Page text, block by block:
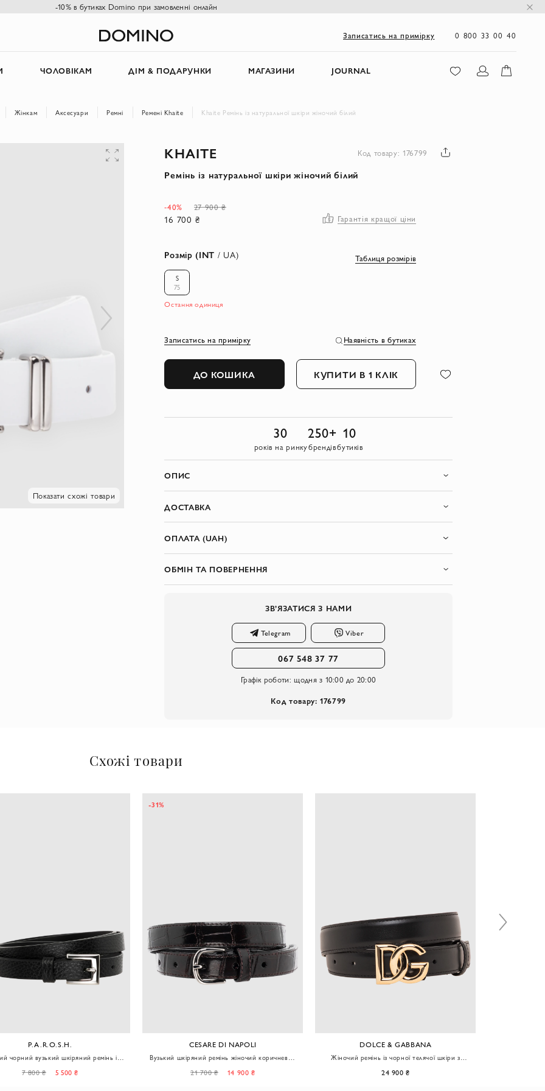
-10% в бутиках Domino при замовленні онлайн
Записатись на примірку 0 800 33 00 40
ЧОЛОВІКАМ ДІМ & ПОДАРУНКИ МАГАЗИНИ JOURNAL
Жінкам Аксесуари Ремні Ремені Khaite Khaite Ремінь із натуральної шкіри жіночий білий
Показати схожі товари
KHAITE Код товару: 176799
Ремінь із натуральної шкіри жіночий білий
-40% 27 900 ₴
16 700 ₴ Гарантія кращої ціни
Розмір (INT / UA)
S
75
Остання одиниця
Таблиця розмірів
Записатись на примірку Наявність в бутиках
ДО КОШИКА КУПИТИ В 1 КЛІК
30
років на ринку
250+
брендів
10
бутиків
ОПИС
ДОСТАВКА
ОПЛАТА (UAH)
ОБМІН ТА ПОВЕРНЕННЯ
ЗВ’ЯЗАТИСЯ З НАМИ
Telegram Viber
067 548 37 77
Графік роботи: щодня з 10:00 до 20:00
Код товару: 176799
Схожі товари
P.A.R.O.S.H.
чорний вузький шкіряний ремінь із
7 800 ₴ 5 500 ₴
CESARE DI NAPOLI
Вузький шкіряний ремінь жіночий коричневий
-31%
21 700 ₴ 14 900 ₴
DOLCE & GABBANA
Жіночий ремінь із чорної телячої шкіри з
24 900 ₴